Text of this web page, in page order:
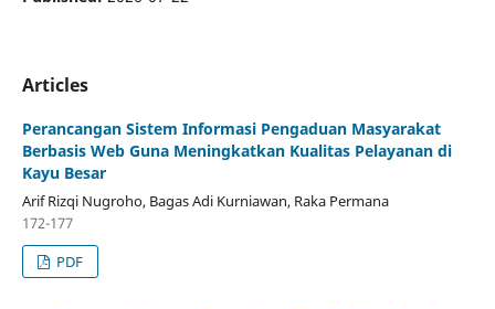
Articles
Perancangan Sistem Informasi Pengaduan Masyarakat
Berbasis Web Guna Meningkatkan Kualitas Pelayanan di
Kayu Besar
Arif Rizqi Nugroho, Bagas Adi Kurniawan, Raka Permana
172-177
PDF